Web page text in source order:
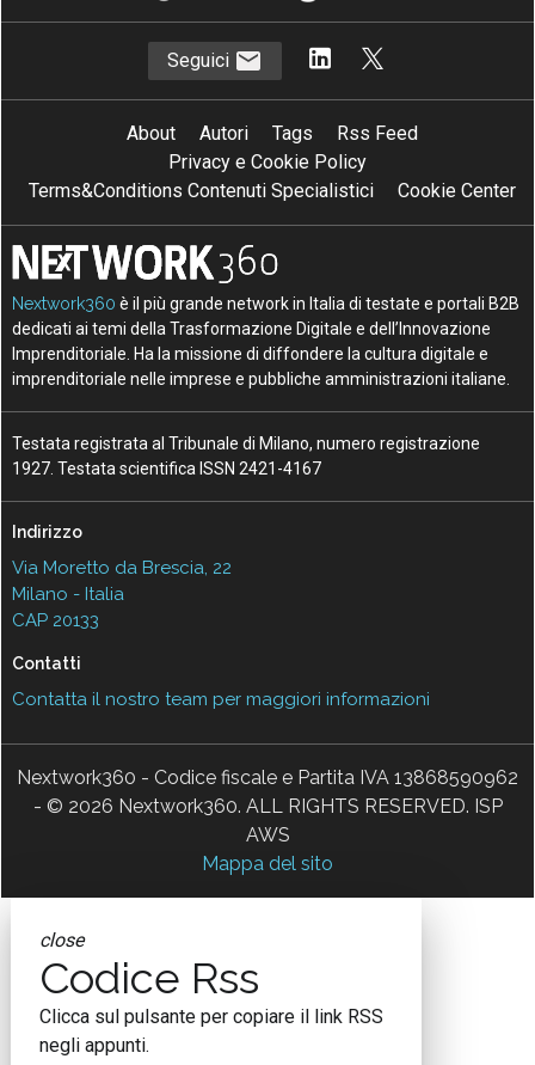
Seguici
About Autori Tags
Rss Feed
Privacy e Cookie Policy
Terms&Conditions Contenuti Specialistici
Cookie Center
Nextwork360 è il più grande network in Italia di testate e portali B2B
dedicati ai temi della Trasformazione Digitale e dell’Innovazione
Imprenditoriale. Ha la missione di diffondere la cultura digitale e
imprenditoriale nelle imprese e pubbliche amministrazioni italiane.
Testata registrata al Tribunale di Milano, numero registrazione
1927. Testata scientifica ISSN 2421-4167
Indirizzo
Via Moretto da Brescia, 22
Milano - Italia
CAP 20133
Contatti
Contatta il nostro team per maggiori informazioni
Nextwork360 - Codice fiscale e Partita IVA 13868590962
- © 2026 Nextwork360. ALL RIGHTS RESERVED. ISP
AWS
Mappa del sito
close
Codice Rss
Clicca sul pulsante per copiare il link RSS
negli appunti.